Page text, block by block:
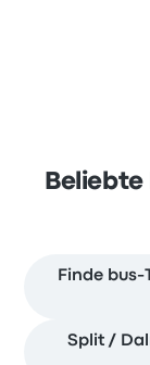
Finde
Split /